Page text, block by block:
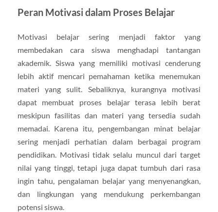
Peran Motivasi dalam Proses Belajar
Motivasi belajar sering menjadi faktor yang
membedakan cara siswa menghadapi tantangan
akademik. Siswa yang memiliki motivasi cenderung
lebih aktif mencari pemahaman ketika menemukan
materi yang sulit. Sebaliknya, kurangnya motivasi
dapat membuat proses belajar terasa lebih berat
meskipun fasilitas dan materi yang tersedia sudah
memadai. Karena itu, pengembangan minat belajar
sering menjadi perhatian dalam berbagai program
pendidikan. Motivasi tidak selalu muncul dari target
nilai yang tinggi, tetapi juga dapat tumbuh dari rasa
ingin tahu, pengalaman belajar yang menyenangkan,
dan lingkungan yang mendukung perkembangan
potensi siswa.